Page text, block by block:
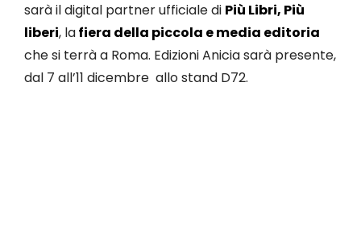
sarà il digital partner ufficiale di Più Libri, Più
liberi, lafiera della piccola e media editoria
che si terrà a Roma. Edizioni Anicia sarà presente,
dal 7 all’11 dicembre allo stand D72.